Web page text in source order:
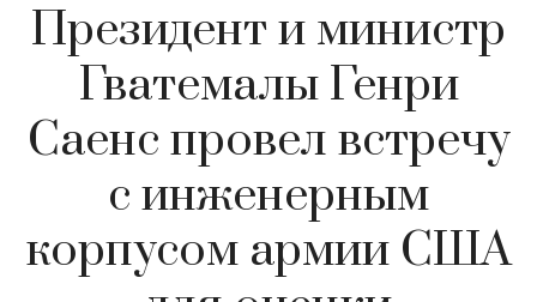
Президент и министр
Гватемалы Генри
Саенс провел встречу
с инженерным
корпусом армии США